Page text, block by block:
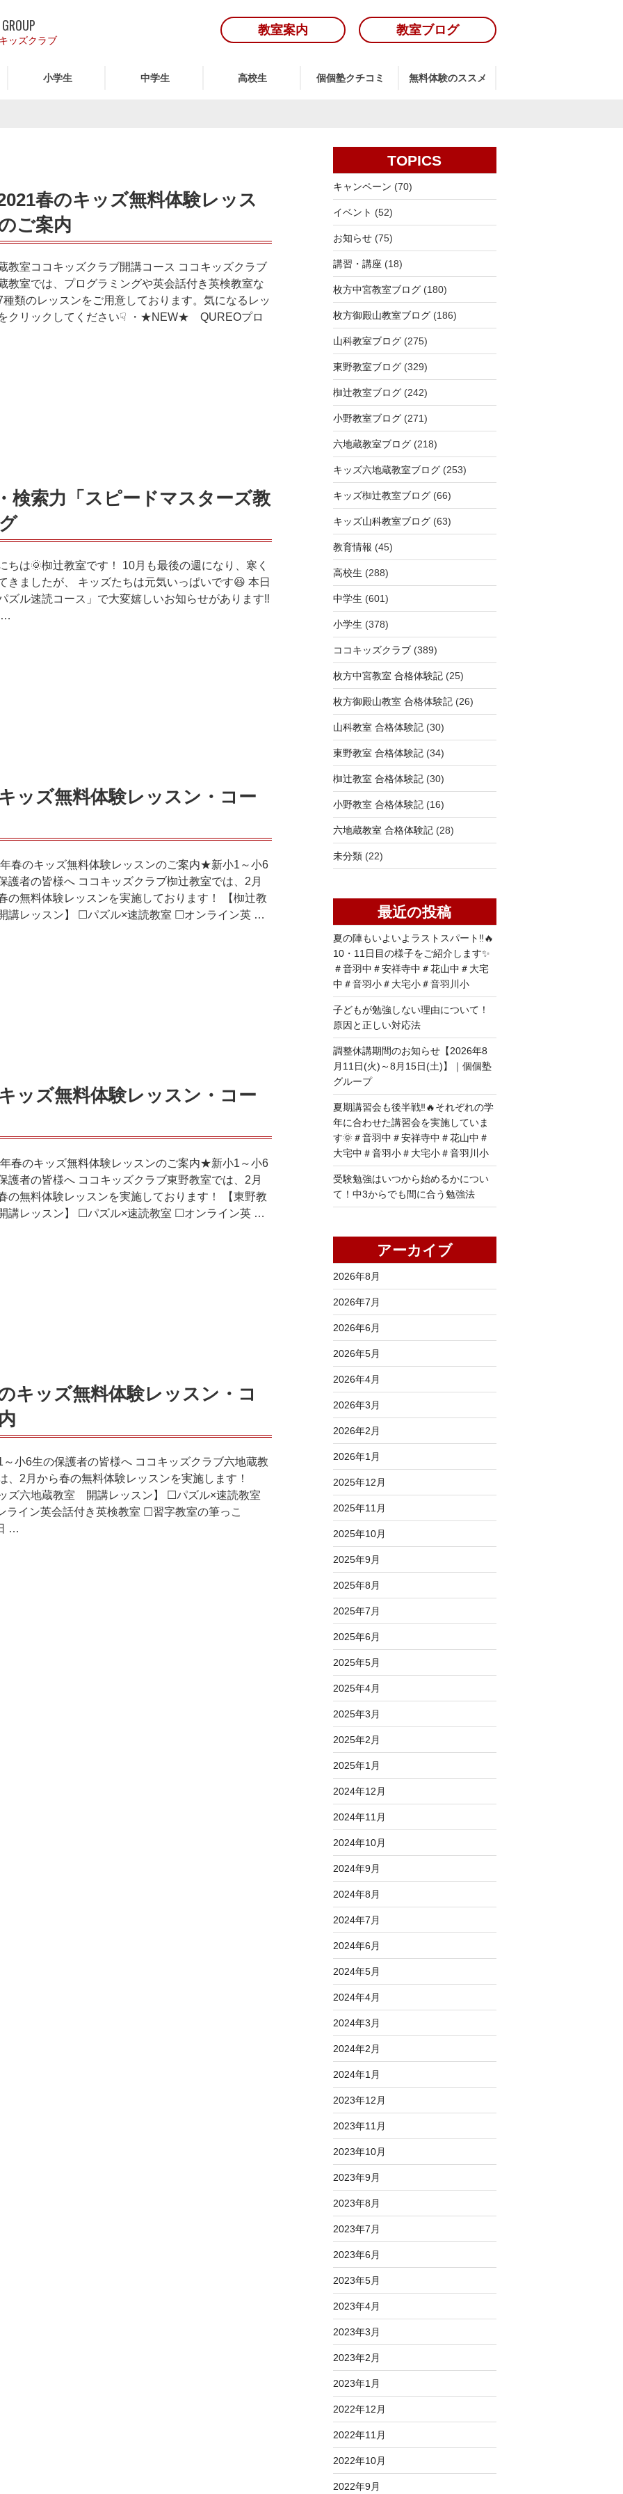
ッズクラブ
教室案内 教室ブログ
小学生 中学生 高校生 個個塾クチコミ 無料体験のススメ
春のキッズ無料体験レッス
ご案内
教室ココキッズクラブ開講コース ココキッズクラブ
教室では、プログラミングや英会話付き英検教室な
種類のレッスンをご用意しております。気になるレッ
クリックしてください☟ ・★NEW★ QUREOプロ
索力「スピードマスターズ教
ちは🌞椥辻教室です！ 10月も最後の週になり、寒く
きましたが、 キッズたちは元気いっぱいです😆 本日
ズル速読コース」で大変嬉しいお知らせがあります‼
…
ッズ無料体験レッスン・コー
春のキッズ無料体験レッスンのご案内★新小1～小6
護者の皆様へ ココキッズクラブ椥辻教室では、2月
の無料体験レッスンを実施しております！ 【椥辻教
レッスン】 ☐パズル×速読教室 ☐オンライン英 …
ッズ無料体験レッスン・コー
春のキッズ無料体験レッスンのご案内★新小1～小6
護者の皆様へ ココキッズクラブ東野教室では、2月
の無料体験レッスンを実施しております！ 【東野教
レッスン】 ☐パズル×速読教室 ☐オンライン英 …
キッズ無料体験レッスン・コ
～小6生の保護者の皆様へ ココキッズクラブ六地蔵教
、2月から春の無料体験レッスンを実施します！
ッズ六地蔵教室 開講レッスン】 ☐パズル×速読教室
ライン英会話付き英検教室 ☐習字教室の筆っこ
…
TOPICS
キャンペーン (70)
イベント (52)
お知らせ(75)
講習・講座 (18)
枚方中宮教室ブログ(180)
枚方御殿山教室ブログ(186)
山科教室ブログ(275)
東野教室ブログ(329)
椥辻教室ブログ(242)
小野教室ブログ(271)
六地蔵教室ブログ(218)
キッズ六地蔵教室ブログ(253)
キッズ椥辻教室ブログ(66)
キッズ山科教室ブログ(63)
教育情報 (45)
高校生 (288)
中学生 (601)
小学生 (378)
ココキッズクラブ(389)
枚方中宮教室 合格体験記(25)
枚方御殿山教室 合格体験記(26)
山科教室 合格体験記(30)
東野教室 合格体験記(34)
椥辻教室 合格体験記(30)
小野教室 合格体験記(16)
六地蔵教室 合格体験記(28)
未分類(22)
最近の投稿
夏の陣もいよいよラストスパート‼🔥
10・11日目の様子をご紹介します✨
＃音羽中＃安祥寺中＃花山中＃大宅
中＃音羽小＃大宅小＃音羽川小
子どもが勉強しない理由について！
原因と正しい対応法
調整休講期間のお知らせ【2026年8
月11日(火)～8月15日(土)】｜個個塾
グループ
夏期講習会も後半戦‼🔥それぞれの学
年に合わせた講習会を実施していま
す🌞＃音羽中＃安祥寺中＃花山中＃
大宅中＃音羽小＃大宅小＃音羽川小
受験勉強はいつから始めるかについ
て！中3からでも間に合う勉強法
アーカイブ
2026年8月
2026年7月
2026年6月
2026年5月
2026年4月
2026年3月
2026年2月
2026年1月
2025年12月
2025年11月
2025年10月
2025年9月
2025年8月
2025年7月
2025年6月
2025年5月
2025年4月
2025年3月
2025年2月
2025年1月
2024年12月
2024年11月
2024年10月
2024年9月
2024年8月
2024年7月
2024年6月
2024年5月
2024年4月
2024年3月
2024年2月
2024年1月
2023年12月
2023年11月
2023年10月
2023年9月
2023年8月
2023年7月
2023年6月
2023年5月
2023年4月
2023年3月
2023年2月
2023年1月
2022年12月
2022年11月
2022年10月
2022年9月